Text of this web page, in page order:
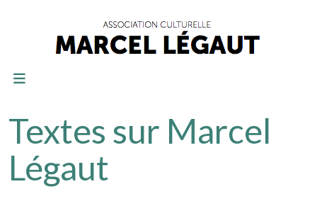
Textes sur Marcel
Légaut